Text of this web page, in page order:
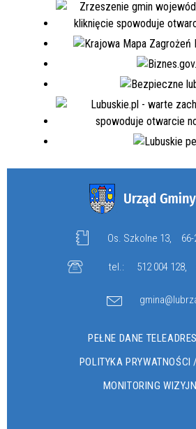
Os. Szkolne 13,
tel.: 512 004 128,
PEŁNE DANE
POLITYKA PRYWATNOŚCI
MONITORING